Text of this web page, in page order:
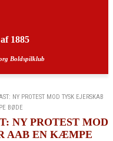
1885
Boldspilklub
NY PROTEST MOD TYSK EJERSKAB
BØDE
NY PROTEST MOD
AAB EN KÆMPE